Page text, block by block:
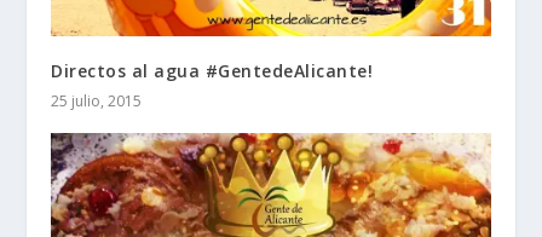
Directos al agua #GentedeAlicante!
25 julio, 2015